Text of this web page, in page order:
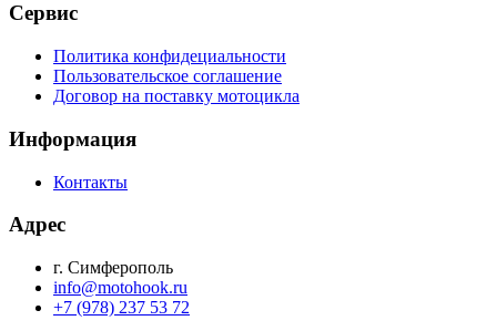
Сервис
Политика конфидециальности
Пользовательское соглашение
Договор на поставку мотоцикла
Информация
Контакты
Адрес
г. Симферополь
info@motohook.ru
+7 (978) 237 53 72